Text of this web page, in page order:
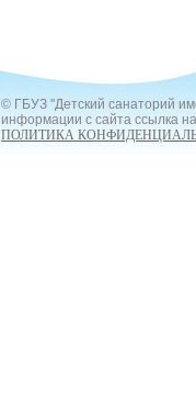
© ГБУЗ "Детский санаторий
информации с сайта ссылка
ПОЛИТИКА